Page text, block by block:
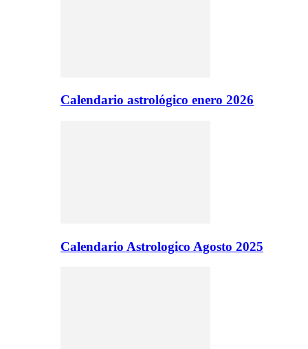
Calendario astrológico enero 2026
Calendario Astrologico Agosto 2025